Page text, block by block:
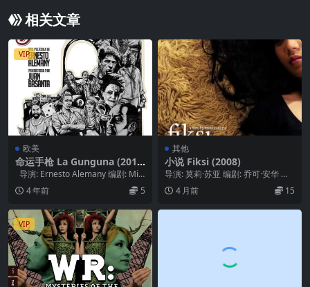
相关文章
VIP
欧美
命运手枪 La Gunguna (201
5)
导演: Ernesto Alemany 编剧: Mig
uel Ya...
4 年前 5
其他
小说 Fiksi (2008)
导演: 莫莉·苏亚 编剧: 乔可·安华 主
演: Ladya Cheryll / ...
4 月前 15
VIP